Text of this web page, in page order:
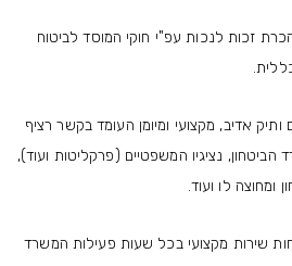
זכות לנכות עפ"י חוקי המוסד לביטוח
אדיב, מקצועי ומיומן העומד בקשר רציף
נציגיו המשפטיים (פרקליטות ועוד),
ומחוצה לו ועוד.
שירות מקצועי בכל שעות פעילות המשרד